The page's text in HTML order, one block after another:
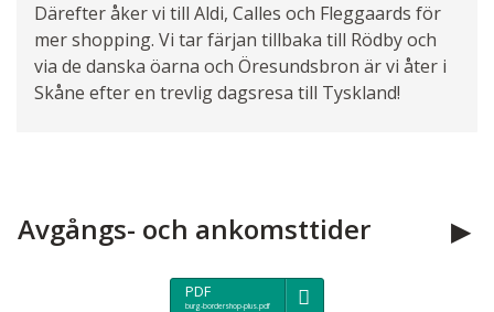
Därefter åker vi till Aldi, Calles och Fleggaards för
mer shopping. Vi tar färjan tillbaka till Rödby och
via de danska öarna och Öresundsbron är vi åter i
Skåne efter en trevlig dagsresa till Tyskland!
Avgångs- och ankomsttider
PDF
burg-bordershop-plus.pdf